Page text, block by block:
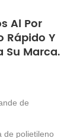
Al Por
Rápido Y
Su Marca.
de
de polietileno